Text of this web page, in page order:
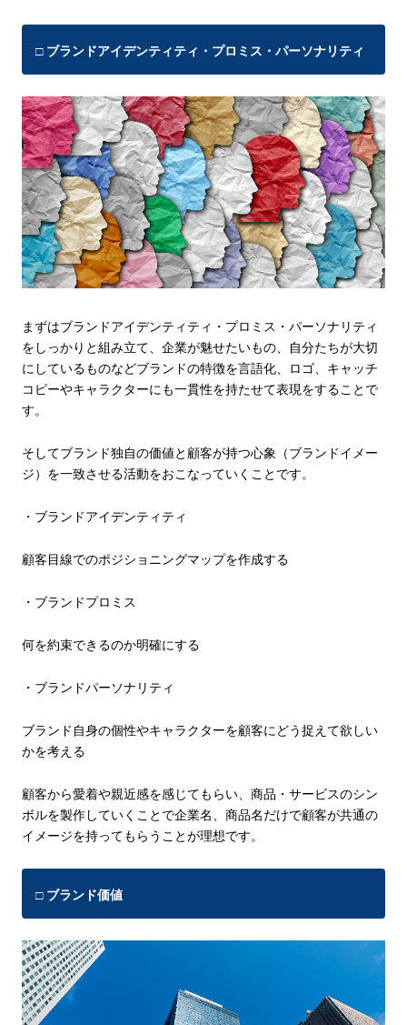
□ ブランドアイデンティティ・プロミス・パーソナリティ
まずはブランドアイデンティティ・プロミス・パーソナリティ
をしっかりと組み立て、企業が魅せたいもの、自分たちが大切
にしているものなどブランドの特徴を言語化、
ロゴ、キャッチ
コピーやキャラクターにも一貫性を持たせて表現をすることで
す。
そしてブランド独自の価値と顧客が持つ心象（ブランドイメー
ジ）を一致させる活動をおこなっていくことです。
・ブランドアイデンティティ
顧客目線でのポジショニングマップを作成する
・ブランドプロミス
何を約束できるのか明確にする
・ブランドパーソナリティ
ブランド自身の個性やキャラクターを顧客にどう捉えて欲しい
かを考える
顧客から愛着や親近感を感じてもらい、商品・サービスのシン
ボルを製作していくことで企業名、商品名だけで顧客が共通の
イメージを持ってもらうことが理想です。
□ ブランド価値